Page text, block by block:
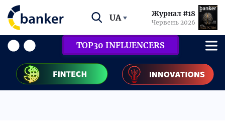
UA Журнал #18
Червень 2026
TOP30 INFLUENCERS